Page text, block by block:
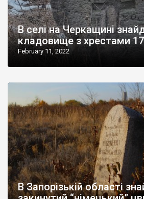
В селі на Черкащині
кладовище з хрестами
February 11, 2022
В Запорізькій області